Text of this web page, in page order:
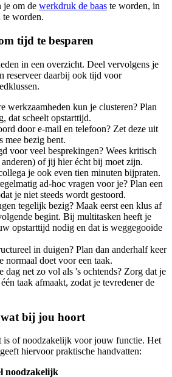
je om de werkdruk de baas te worden, in
te worden.
tijd te besparen
in een overzicht. Deel vervolgens je
reserveer daarbij ook tijd voor
werkzaamheden kun je clusteren? Plan
dat scheelt opstarttijd.
door e-mail en telefoon? Zet deze uit
mee bezig bent.
voor veel besprekingen? Wees kritisch
of jij hier écht bij moet zijn.
je ook even tien minuten bijpraten.
ad-hoc vragen voor je? Plan een
je niet steeds wordt gestoord.
tegelijk bezig? Maak eerst een klus af
begint. Bij multitasken heeft je
opstarttijd nodig en dat is weggegooide
in duigen? Plan dan anderhalf keer
normaal doet voor een taak.
dag net zo vol als 's ochtends? Zorg dat je
taak afmaakt, zodat je tevredener de
wat bij jou hoort
is of noodzakelijk voor jouw functie. Het
hiervoor praktische handvatten:
noodzakelijk